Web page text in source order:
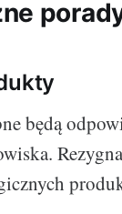
będą